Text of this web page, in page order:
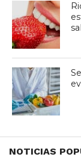
NOTICIAS